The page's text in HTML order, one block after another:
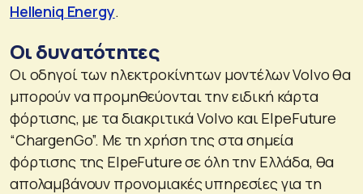
Helleniq Energy.
Οι δυνατότητες
Οι οδηγοί των ηλεκτροκίνητων μοντέλων Volvo θα
μπορούν να προμηθεύονται την ειδική κάρτα
φόρτισης, με τα διακριτικά Volvo και ElpeFuture
“ChargenGo”. Με τη χρήση της στα σημεία
φόρτισης της ElpeFuture σε όλη την Ελλάδα, θα
απολαμβάνουν προνομιακές υπηρεσίες για τη